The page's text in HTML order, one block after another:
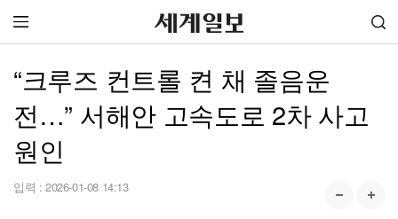
“크루즈 컨트롤 켠 채 졸음운
전…” 서해안 고속도로 2차 사고
원인
입력 : 2026-01-08 14:13